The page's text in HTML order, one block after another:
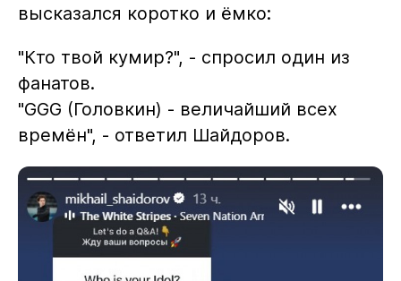
высказался коротко и ёмко:
"Кто твой кумир?", - спросил один из
фанатов.
"GGG (Головкин) - величайший всех
времён", - ответил Шайдоров.